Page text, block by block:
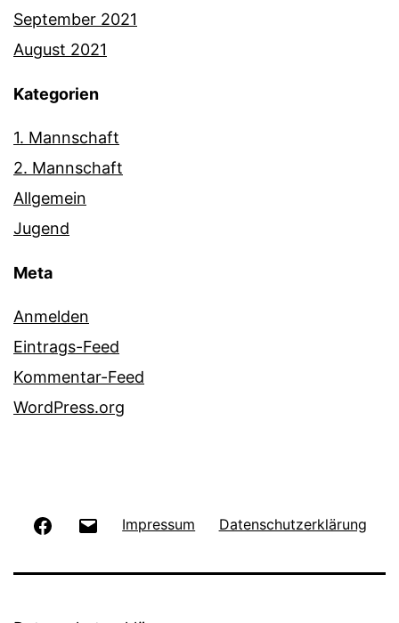
September 2021
August 2021
Kategorien
1. Mannschaft
2. Mannschaft
Allgemein
Jugend
Meta
Anmelden
Eintrags-Feed
Kommentar-Feed
WordPress.org
Facebook Impressum Datenschutzerklärung